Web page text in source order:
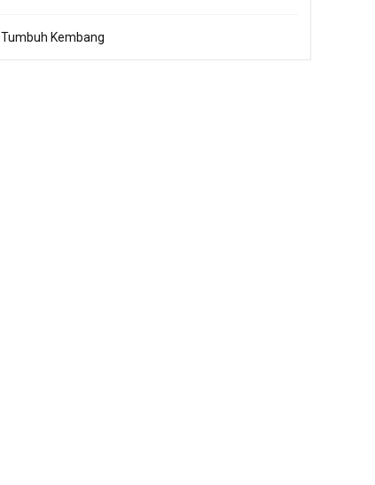
Tumbuh Kembang